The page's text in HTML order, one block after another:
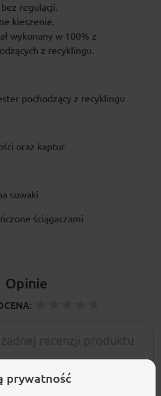
regulacji.
kieszenie.
wykonany w 100% z
z recyklingu.
pochodzący z recyklingu
oraz kaptur
suwaki
ściągaczami
Opinie
prywatność